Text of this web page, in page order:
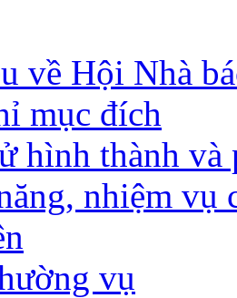
về Hội Nhà
mục đích
hình thành và
nhiệm vụ
vụ